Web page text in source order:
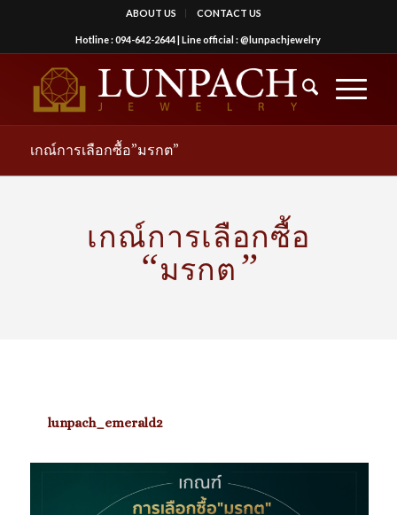
ABOUT US CONTACT US
Hotline :094-642-2644| Line official :@lunpachjewelry
เกณ์การเลือกซื้อ”มรกต”
เกณ์การเลือกซื้อ
“มรกต ”
lunpach_emerald2